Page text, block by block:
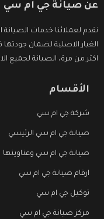
عن صيانة جي ام سي
نقدم لعملائنا خدمات
الغيار الاصلية لضمان
اكثر من مرة، الصيانة لجميع
الأقسام
شركة جي ام سي
صيانة جي ام سي الرئيسي
صيانة جي ام سي وعناوينها
ارقام صيانة جي ام سي
توكيل جي ام سي
مركز صيانة جي ام سي